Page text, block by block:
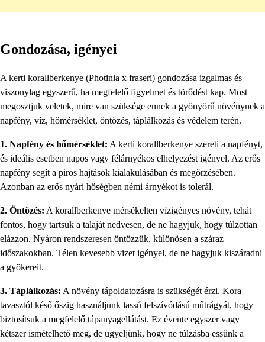
Gondozása, igényei
A kerti korallberkenye (Photinia x fraseri) gondozása izgalmas és
viszonylag egyszerű, ha megfelelő figyelmet és törődést kap. Most
megosztjuk veletek, mire van szüksége ennek a gyönyörű növénynek a
napfény, víz, hőmérséklet, öntözés, táplálkozás és védelem terén.
1. Napfény és hőmérséklet: A kerti korallberkenye szereti a napfényt,
és ideális esetben napos vagy félárnyékos elhelyezést igényel. Az erős
napfény segít a piros hajtások kialakulásában és megőrzésében.
Azonban az erős nyári hőségben némi árnyékot is tolerál.
2. Öntözés: A korallberkenye mérsékelten vízigényes növény, tehát
fontos, hogy tartsuk a talaját nedvesen, de ne hagyjuk, hogy túlzottan
elázzon. Nyáron rendszeresen öntözzük, különösen a száraz
időszakokban. Télen kevesebb vizet igényel, de ne hagyjuk kiszáradni
a gyökereit.
3. Táplálkozás: A növény tápoldatozásra is szükségét érzi. Kora
tavasztól késő őszig használjunk lassú felszívódású műtrágyát, hogy
biztosítsuk a megfelelő tápanyagellátást. Ez évente egyszer vagy
kétszer ismételhető meg, de ügyeljünk, hogy ne túlzásba essünk a